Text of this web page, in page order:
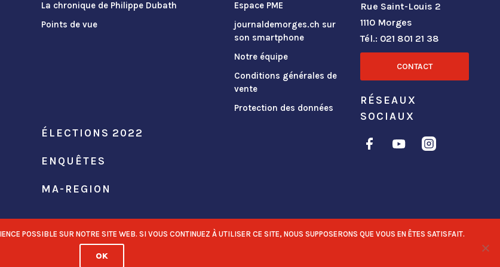
La chronique de Philippe Dubath
Points de vue
ÉLECTIONS 2022
ENQUÊTES
MA-REGION
Espace PME
journaldemorges.ch sur
son smartphone
Notre équipe
Conditions générales de
vente
Protection des données
Rue Saint-Louis 2
1110 Morges
Tél.: 021 801 21 38
CONTACT
RÉSEAUX
SOCIAUX
POSSIBLE SUR NOTRE SITE WEB. SI VOUS CONTINUEZ À UTILISER CE SITE, NOUS SUPPOSERONS QUE VOUS EN ÊTES SATISFAIT.
OK